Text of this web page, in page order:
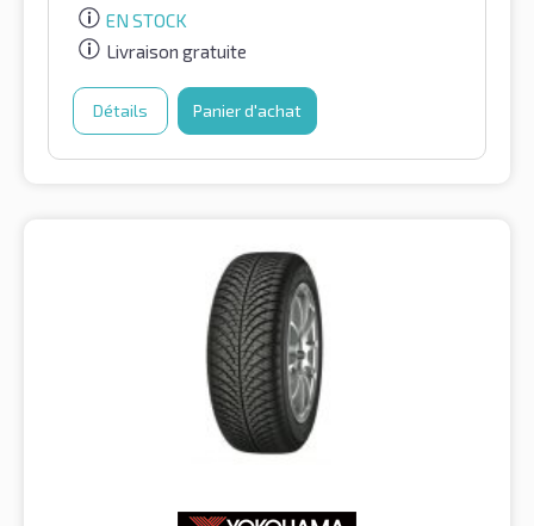
EN STOCK
Livraison gratuite
Détails Panier d'achat